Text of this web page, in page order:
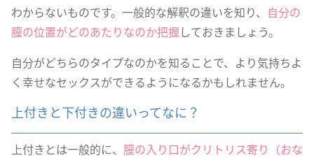
わからないものです。一般的な解釈の違いを知り、 自分の
膣の位置がどのあたりなのか把握しておきましょう。
自分がどちらのタイプなのかを知ることで、より気持ちよ
く幸せなセックスができるようになるかもしれません。
上付きと下付きの違いってなに？
上付きとは一般的に、 膣の入り口がクリトリス寄り（おな